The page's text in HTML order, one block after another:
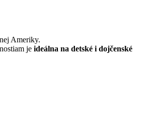
Ameriky.
je ideálna na detské i dojčenské